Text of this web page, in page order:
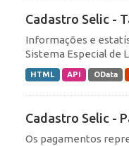
Cadastro Selic -
Informações e
Sistema Especial de
HTML API OData
Cadastro Selic -
Os pagamentos